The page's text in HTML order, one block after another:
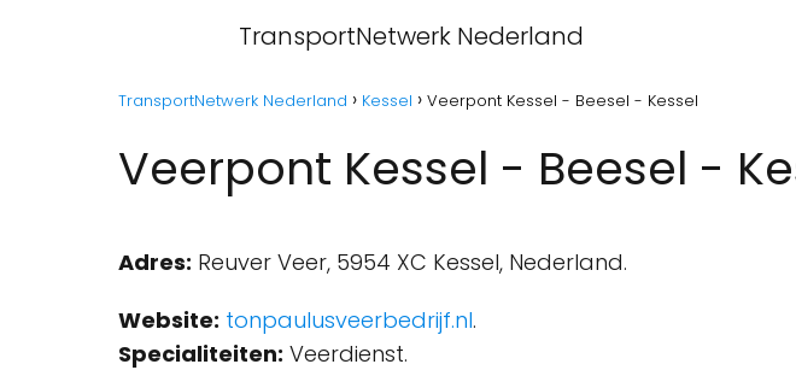
TransportNetwerk Nederland
TransportNetwerk Nederland Kessel Veerpont Kessel - Beesel - Kessel
Veerpont Kessel - Beesel -
Adres: Reuver Veer, 5954 XC Kessel, Nederland.
Website: tonpaulusveerbedrijf.nl.
Specialiteiten: Veerdienst.